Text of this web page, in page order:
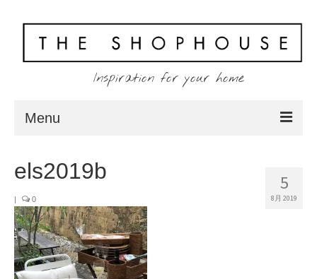
Inspiration for your home
Menu
Client
Shopping
Contact
5
8月 2019
els2019b
| 0